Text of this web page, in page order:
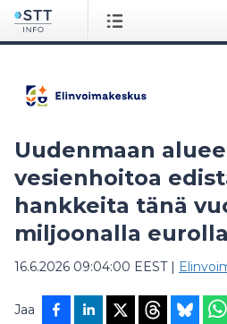
Uudenmaan
vesienhoitoa
hankkeita tänä
miljoonalla eurolla
16.6.2026 09:04:00 EEST|
Jaa